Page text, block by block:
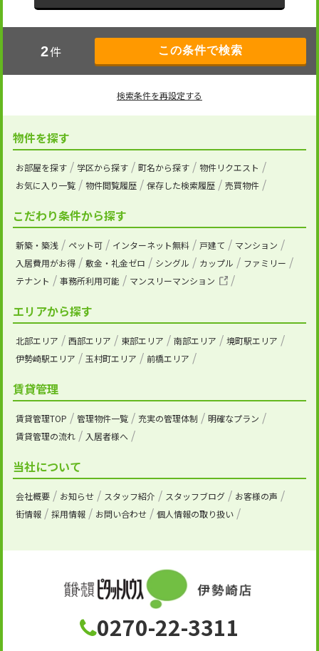
2件
検索条件を再設定する
物件を探す
お部屋を探す 学区から探す 町名から探す
物件リクエスト
お気に入り一覧
物件閲覧履歴 保存した検索履歴 売買物件
こだわり条件から探す
新築・築浅 ペット可 インターネット無料 戸建て
マンション
入居費用がお得
敷金・礼金ゼロ シングル カップル
ファミリー
テナント
事務所利用可能 マンスリーマンション
エリアから探す
北部エリア 西部エリア 東部エリア 南部エリア
境町駅エリア
伊勢崎駅エリア
玉村町エリア 前橋エリア
賃貸管理
賃貸管理TOP 管理物件一覧 充実の管理体制
明確なプラン
賃貸管理の流れ
入居者様へ
当社について
会社概要 お知らせ スタッフ紹介 スタッフブログ
お客様の声
街情報
採用情報 お問い合わせ 個人情報の取り扱い
0270-22-3311